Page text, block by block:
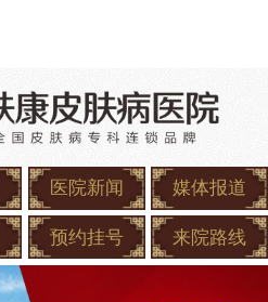
医院新闻 媒体报道
预约挂号 来院路线